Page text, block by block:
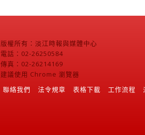
版權所有：淡江時報與媒體中心
電話：02-26250584
傳真：02-26214169
建議使用 Chrome 瀏覽器
聯絡我們
法令規章 表格下載 工作流程